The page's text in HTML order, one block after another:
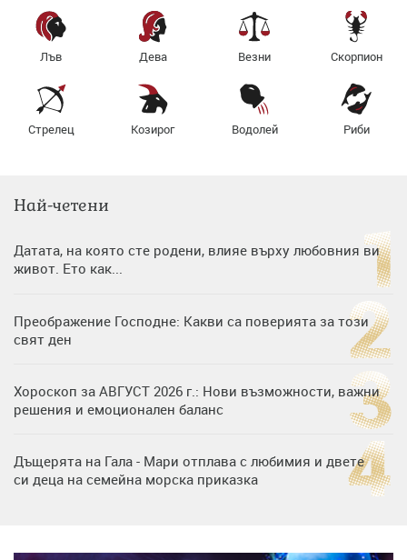
Лъв Дева Везни Скорпион
Стрелец Козирог Водолей Риби
Най-четени
Датата, на която сте родени, влияе върху любовния ви
живот. Ето как...
Преображение Господне: Какви са поверията за този
свят ден
Хороскоп за АВГУСТ 2026 г.: Нови възможности, важни
решения и емоционален баланс
Дъщерята на Гала - Мари отплава с любимия и двете
си деца на семейна морска приказка
Димов издадоха своето любимо място